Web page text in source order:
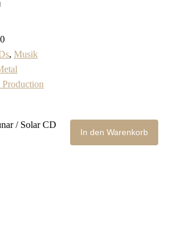
, Musik
/ Solar CD
In den Warenkorb